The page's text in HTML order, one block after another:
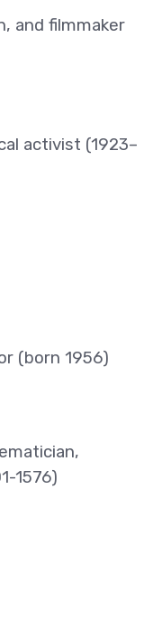
and filmmaker
activist (1923–
(born 1956)
1576)